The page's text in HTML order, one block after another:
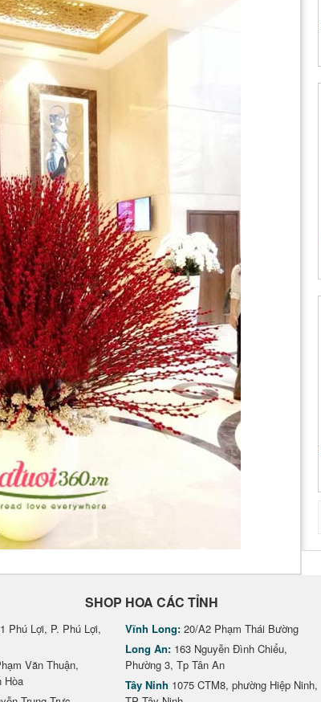
SHOP HOA CÁC TỈNH
Phú Lợi, P. Phú Lợi,
Văn Thuận,
Hòa
Vĩnh Long: 20/A2 Phạm Thái Bường
Long An: 163 Nguyễn Đình Chiểu,
Phường 3, Tp Tân An
Tây Ninh 1075 CTM8, phường Hiệp Ninh,